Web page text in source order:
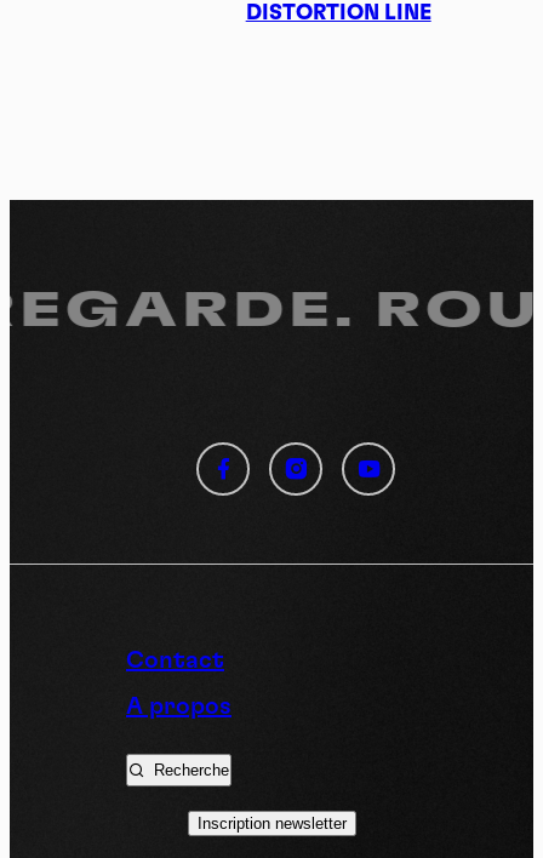
DISTORTION LINE
Contact
A propos
Recherche
Inscription newsletter
Panneau de gestion des
Tout accepter